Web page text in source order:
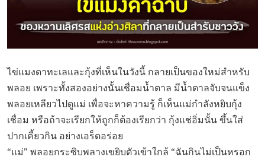
ไข่แมงดาทะเลและกุ้งที่เห็นในวังนี้ กลายเป็นของใหม่สำหรับ
พลอย เพราะทั้งสองอย่างนั้นเชื่อมน้ำตาล มีน้ำตาลจับจนแข็ง
พลอยเหลียวไปดูแม่ เพื่อจะหาความรู้ ก็เห็นแม่กำลังหยิบกุ้ง
เชื่อม หรือถ้าจะเรียกให้ถูกก็ต้องเรียกว่า กุ้งแช่อิ่มนั้น ขึ้นใส่
ปากเคี้ยวกิน อย่างเอร็ดอร่อย
“แม่” พลอยกระซิบพลางเขยิบตัวเข้าใกล้ “ฉันกินไม่เป็นหรอก